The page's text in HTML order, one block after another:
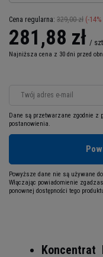
Cena regularna: 329,00 zł (-14
281,88 zł / szt.
Najniższa cena z 30 dni przed
Twój adres e-mail
Dane są przetwarzane zgodnie z
postanowienia.
Powyższe dane nie są używane
Włączając powiadomienie
ponownej dostępności tego
Koncentrat